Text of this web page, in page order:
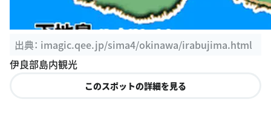
出典： imagic.qee.jp/sima4/okinawa/irabujima.html
伊良部島内観光
このスポットの詳細を見る